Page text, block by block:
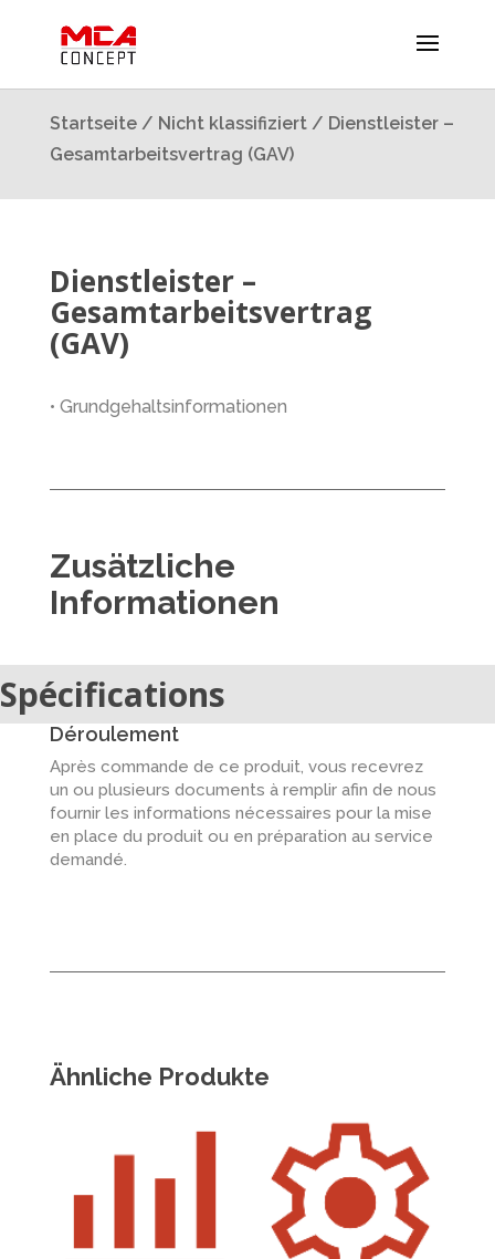
Startseite/ Nicht klassifiziert/ Dienstleister –
Gesamtarbeitsvertrag (GAV)
Dienstleister –
Gesamtarbeitsvertrag
(GAV)
• Grundgehaltsinformationen
Zusätzliche
Informationen
Spécifications
Déroulement
Après commande de ce produit, vous recevrez
un ou plusieurs documents à remplir afin de nous
fournir les informations nécessaires pour la mise
en place du produit ou en préparation au service
demandé.
Ähnliche Produkte